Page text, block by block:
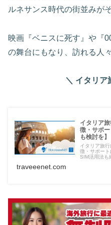
ルネサンス時代の街並みが
映画『ベニスに死す』や『
の舞台にもなり、訪れる人
＼ イタリア
イタリア
徴・サポ
も検討を】
イタリア旅
徴・サポー
SIM活用法も
traveeenet.com